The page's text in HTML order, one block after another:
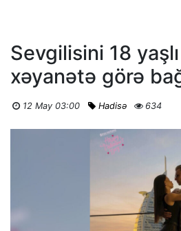
Sevgilisini 18
xəyanətə görə
12 May 03:00 Hadisə 634